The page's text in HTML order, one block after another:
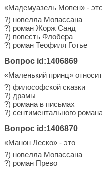
«Мадемуазель Мопен» -
?) новелла Мопассана
?) роман Жорж Санд
?) повесть Флобера
?) роман Теофиля Готье
Вопрос id:1406869
«Маленький принц»
?) философской сказки
?) драмы
?) романа в письмах
?) сентиментального
Вопрос id:1406870
«Манон Леско» - это
?) новелла Мопассана
?) роман Прево